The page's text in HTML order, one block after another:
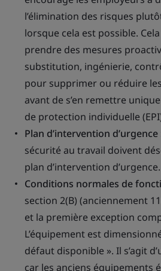
l’élimination des risques
lorsque cela est possible.
prendre des mesures
substitution, ingénierie,
pour supprimer ou réduire
avant de s’en remettre
de protection individuelle
Plan d’intervention d’urgence
sécurité au travail doivent
plan d’intervention d’urgence.
Conditions normales de
section 2(B) (anciennement
et la première exception
L’équipement est
défaut disponible ». Il s’agit
car les anciens équipements